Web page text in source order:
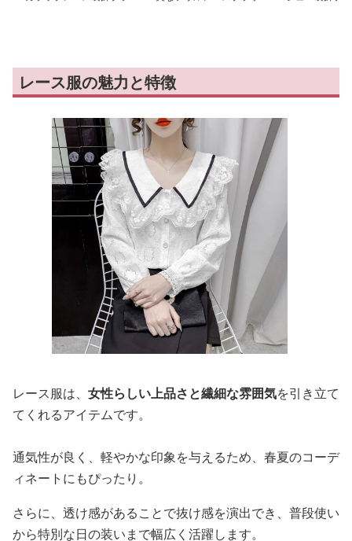
レース服の魅力と特徴
レース服は、 女性らしい上品さと繊細な雰囲気を引き立て
てくれるアイテムです。
通気性が良く、軽やかな印象を与えるため、春夏のコーデ
ィネートにもぴったり。
さらに、透け感があることで抜け感を演出でき、普段使い
から特別な日の装いまで幅広く活躍します。